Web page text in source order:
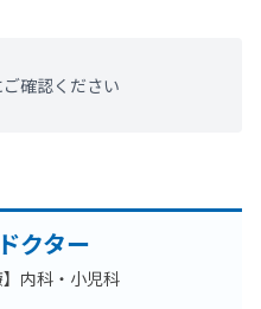
確認ください
クター
】内科・小児科